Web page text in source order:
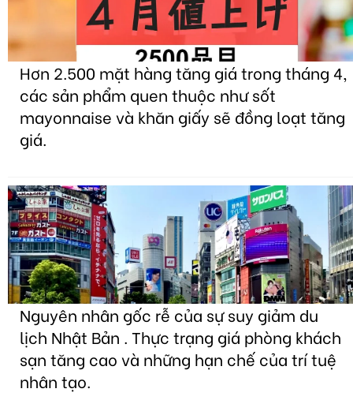
Hơn 2.500 mặt hàng tăng giá trong tháng 4,
các sản phẩm quen thuộc như sốt
mayonnaise và khăn giấy sẽ đồng loạt tăng
giá.
Nguyên nhân gốc rễ của sự suy giảm du
lịch Nhật Bản . Thực trạng giá phòng khách
sạn tăng cao và những hạn chế của trí tuệ
nhân tạo.